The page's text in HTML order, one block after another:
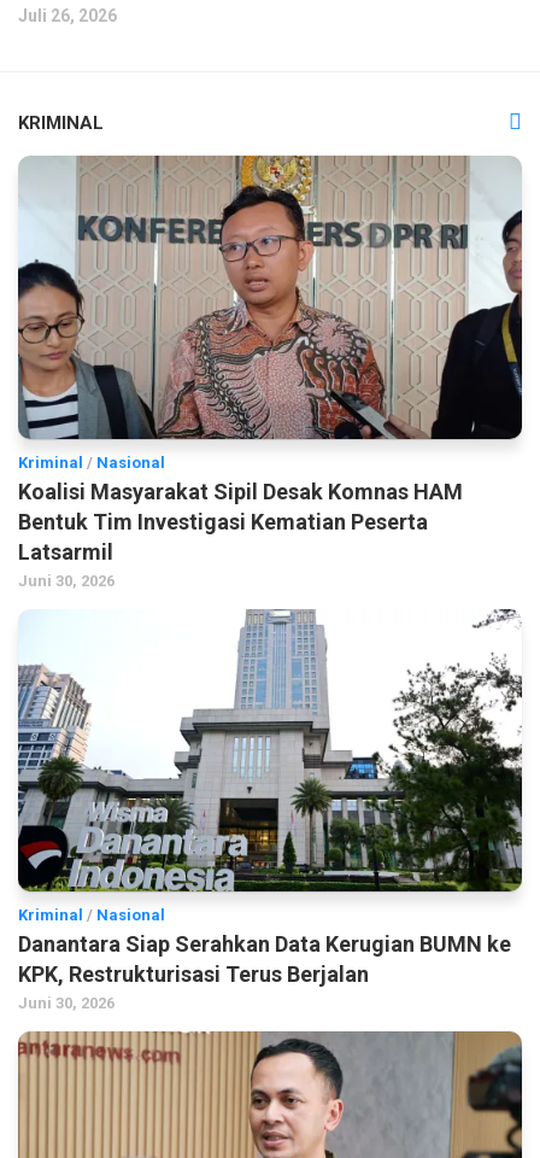
Juli 26, 2026
KRIMINAL
Kriminal / Nasional
Koalisi Masyarakat Sipil Desak Komnas HAM
Bentuk Tim Investigasi Kematian Peserta
Latsarmil
Juni 30, 2026
Kriminal / Nasional
Danantara Siap Serahkan Data Kerugian BUMN ke
KPK, Restrukturisasi Terus Berjalan
Juni 30, 2026